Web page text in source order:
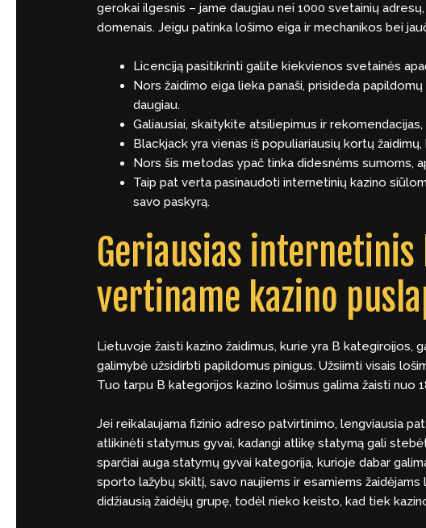
gerokai ilgesnis – jame daugiau nei 1000 svetainių
domenais. Jeigu patinka lošimo eiga ir mechanikos bei
Licenciją pasitikrinti galite kiekvienos svetainės
Nors žaidimo eiga lieka panaši, prisideda
daugiau.
Galiausiai, skaitykite atsiliepimus ir
Blackjack yra vienas iš populiariausių kortų
Nors šis metodas ypač tinka didesnėms sumoms,
Taip pat verta pasinaudoti internetinių kazino
savo paskyrą.
Geriausias
vertiname kazino
Lietuvoje žaisti kazino žaidimus, kurie yra B kategiroijos,
galimybė užsidirbti papildomus pinigus. Užsiimti visais
Tuo tarpu B kategorijos kazino lošimus galima žaisti nuo
Jei reikalaujama fizinio adreso patvirtinimo, lengviausia
atlikinėti statymus gyvai, kadangi atlikę statymą gali
sparčiai auga statymų gyvai kategorija, kurioje dabar
sporto lažybų skiltį, savo naujiems ir esamiems
didžiausią žaidėjų grupę, todėl nieko keisto, kad tiek